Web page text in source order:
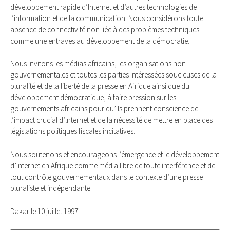
développement rapide d’lnternet et d’autres technologies de
l’information et de la communication. Nous considérons toute
absence de connectivité non liée à des problèmes techniques
comme une entraves au développement de la démocratie.
Nous invitons les médias africains, les organisations non
gouvernementales et toutes les parties intéressées soucieuses de la
pluralité et de la liberté de la presse en Afrique ainsi que du
développement démocratique, à faire pression sur les
gouvernements africains pour qu’ils prennent conscience de
l’impact crucial d’lnternet et de la nécessité de mettre en place des
législations politiques fiscales incitatives.
Nous soutenons et encourageons l’émergence et le développement
d’lnternet en Afrique comme média libre de toute interférence et de
tout contrôle gouvernementaux dans le contexte d’une presse
pluraliste et indépendante.
Dakar le 10 juillet 1997